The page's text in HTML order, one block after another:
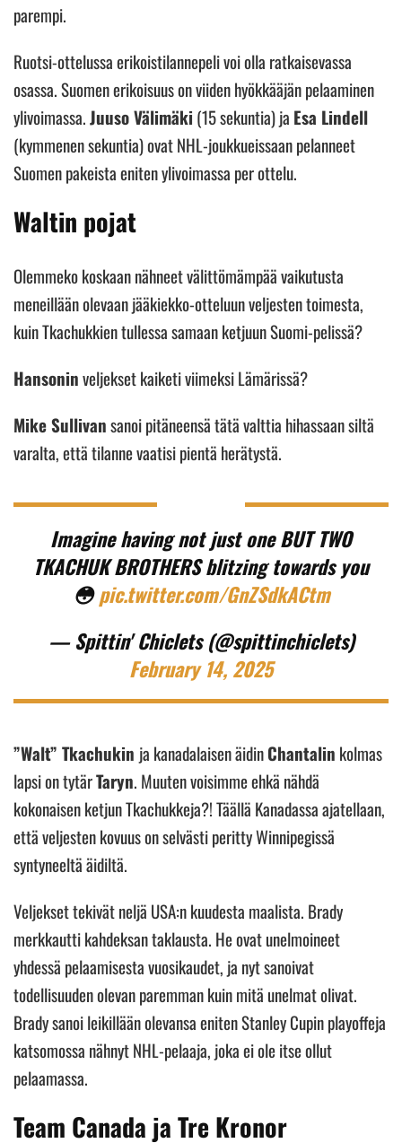
parempi.
Ruotsi-ottelussa erikoistilannepeli voi olla ratkaisevassa
osassa. Suomen erikoisuus on viiden hyökkääjän pelaaminen
ylivoimassa.Juuso Välimäki (15 sekuntia) ja Esa Lindell
(kymmenen sekuntia) ovat NHL-joukkueissaan pelanneet
Suomen pakeista eniten ylivoimassa per ottelu.
Waltin pojat
Olemmeko koskaan nähneet välittömämpää vaikutusta
meneillään olevaan jääkiekko-otteluun veljesten toimesta,
kuin Tkachukkien tullessa samaan ketjuun Suomi-pelissä?
Hansoninveljekset kaiketi viimeksi Lämärissä?
Mike Sullivansanoi pitäneensä tätä valttia hihassaan siltä
varalta, että tilanne vaatisi pientä herätystä.
Imagine having not just one BUT TWO
TKACHUK BROTHERS blitzing towards you
😳pic.twitter.com/GnZSdkACtm
— Spittin' Chiclets (@spittinchiclets)
February 14, 2025
”Walt” Tkachukin ja kanadalaisen äidinChantalin kolmas
lapsi on tytärTaryn. Muuten voisimme ehkä nähdä
kokonaisen ketjun Tkachukkeja?! Täällä Kanadassa ajatellaan,
että veljesten kovuus on selvästi peritty Winnipegissä
syntyneeltä äidiltä.
Veljekset tekivät neljä USA:n kuudesta maalista. Brady
merkkautti kahdeksan taklausta. He ovat unelmoineet
yhdessä pelaamisesta vuosikaudet, ja nyt sanoivat
todellisuuden olevan paremman kuin mitä unelmat olivat.
Brady sanoi leikillään olevansa eniten Stanley Cupin playoffeja
katsomossa nähnyt NHL-pelaaja, joka ei ole itse ollut
pelaamassa.
Team Canada ja Tre Kronor